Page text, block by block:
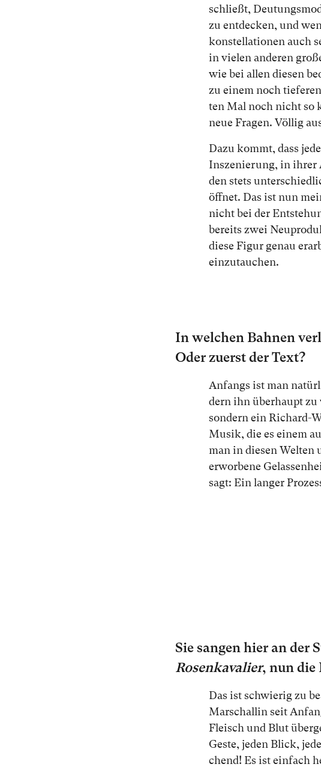
schließt,
zu ent­de­cken, und
kon­stel­la­tio­nen auch
in vie­len an­de­ren
wie bei al­len die­sen
zu ei­nem noch
ten Mal noch nicht so
neue Fra­gen. Völ­lig
Da­zu kommt, dass
In­sze­nie­rung, in ih­rer
den stets
öff­net. Das ist nun
nicht bei der
be­reits zwei
die­se Fi­gur ge­nau
ein­zu­tau­chen.
In wel­chen Bah­nen
Oder zu­erst der Text?
An­fangs ist man
dern ihn über­haupt zu
son­dern ein Richard-
Mu­sik, die es ei­nem
man in die­sen Wel­ten
er­wor­be­ne
sagt: Ein lan­ger
Sie san­gen hier an der
Rosenkavalier, nun die
Das ist schwie­rig zu
Marschallin seit
Fleisch und Blut
Ges­te, je­den Blick,
chend! Es ist ein­fach